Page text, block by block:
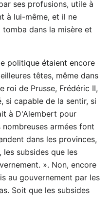
ses profusions, utile à
à lui-même, et il ne
dans la misère et
politique étaient encore
têtes, même dans
roi de Prusse, Frédéric II,
si capable de la sentir, si
à D'Alembert pour
armées font
dans les provinces,
subsides que les
». Non, encore
au gouvernement par les
Soit que les subsides